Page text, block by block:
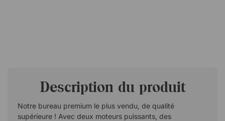
Description du produit
Notre bureau premium le plus vendu, de qualité
supérieure ! Avec deux moteurs puissants, des